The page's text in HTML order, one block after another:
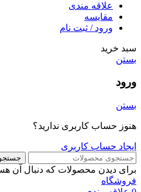
علاقه مندی
مقایسه
ورود / ثبت نام
سبد خرید
بستن
ورود
بستن
هنوز حساب کاربری ندارید؟
ایجاد حساب کاربری
برای دیدن محصولات که دنبال آن
فروشگاه